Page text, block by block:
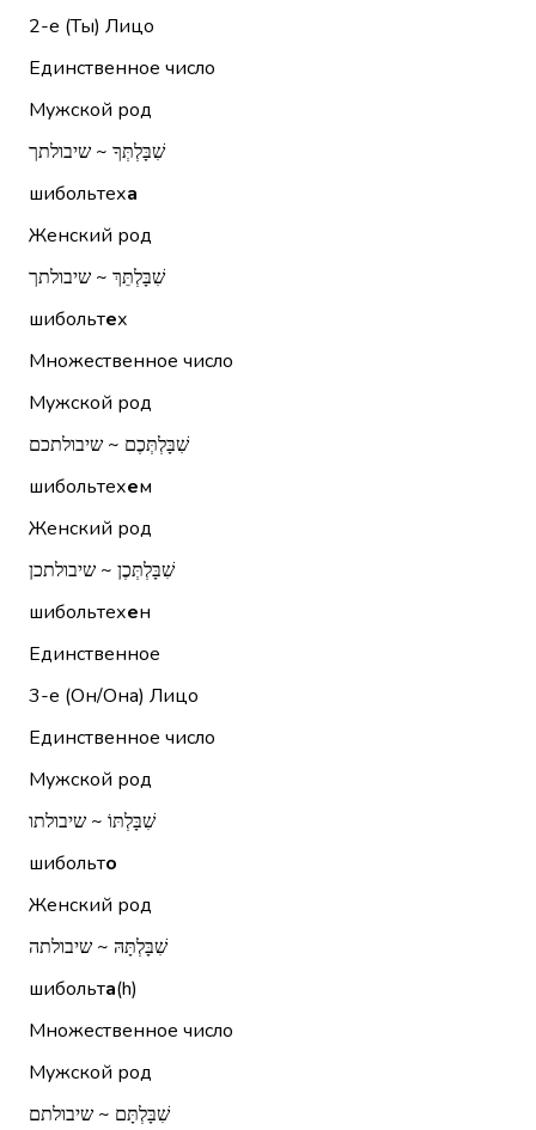
2-е (Ты) Лицо
Единственное число
Мужской род
שִׁבָּלְתְּךָ ~ שיבולתך
шибольтеха
Женский род
שִׁבָּלְתֵּךְ ~ שיבולתך
шибольтех
Множественное число
Мужской род
שִׁבָּלְתְּכֶם ~ שיבולתכם
шибольтехем
Женский род
שִׁבָּלְתְּכֶן ~ שיבולתכן
шибольтехен
Единственное
3-е (Он/Она) Лицо
Единственное число
Мужской род
שִׁבָּלְתּוֹ ~ שיבולתו
шибольто
Женский род
שִׁבָּלְתָּהּ ~ שיבולתה
шибольта(h)
Множественное число
Мужской род
שִׁבָּלְתָּם ~ שיבולתם